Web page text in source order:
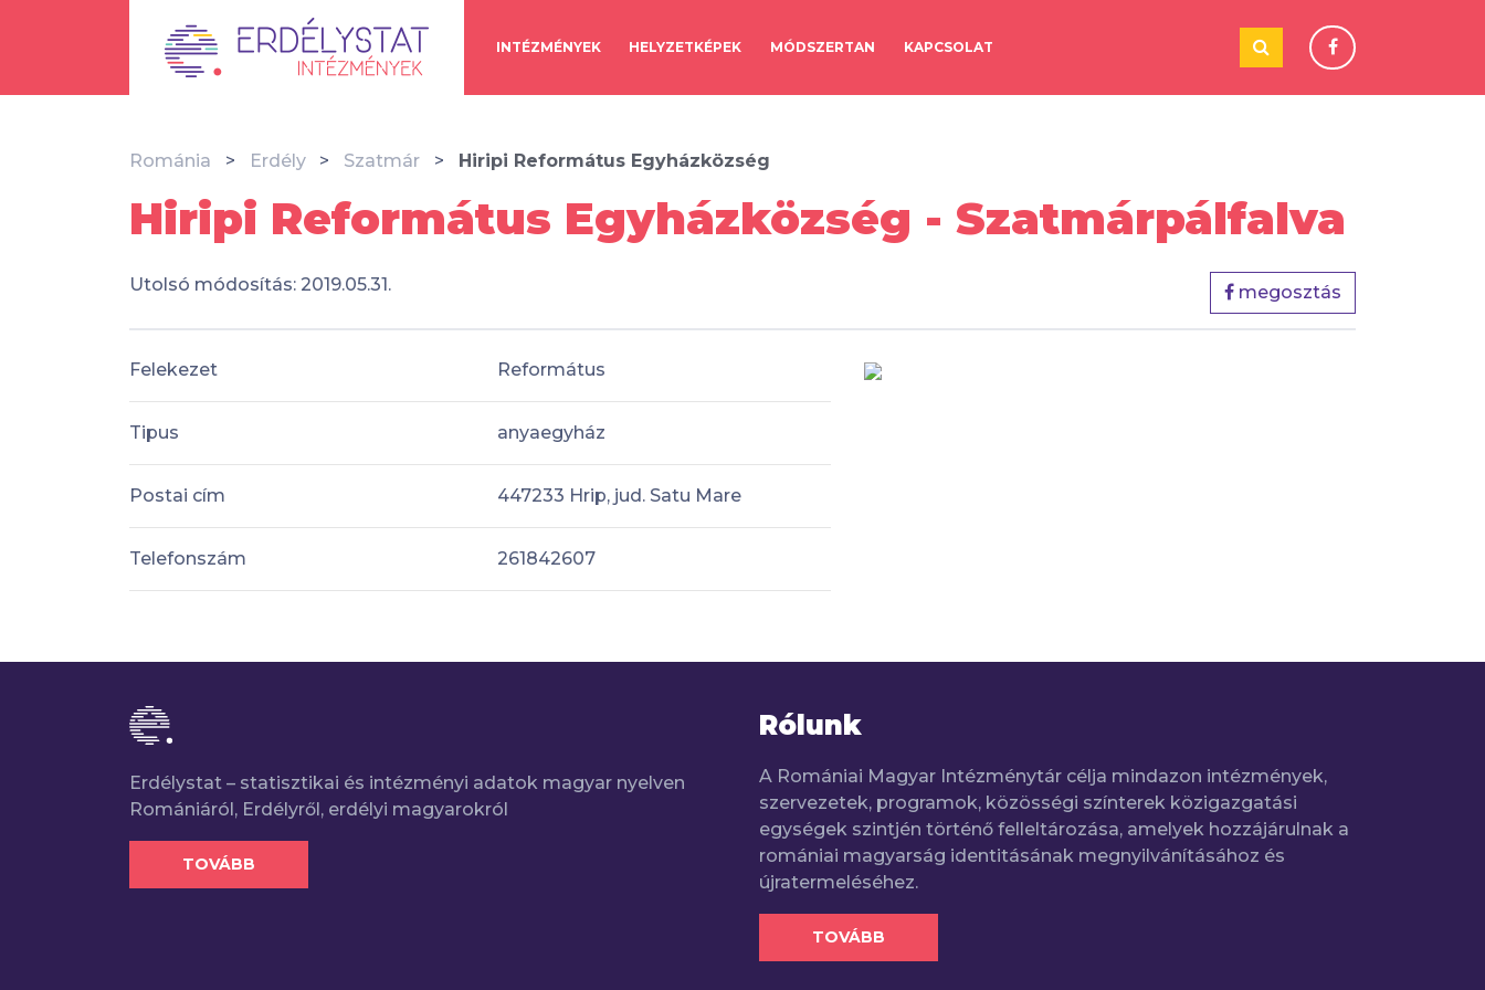
INTÉZMÉNYEK HELYZETKÉPEK MÓDSZERTAN KAPCSOLAT
Románia Erdély Szatmár Hiripi Református Egyházközség
Hiripi Református Egyházközség - Szatmárpálfalva
Utolsó módosítás: 2019.05.31. megosztás
Felekezet Református
Tipus anyaegyház
Postai cím 447233 Hrip, jud. Satu Mare
Telefonszám 261842607
Erdélystat – statisztikai és intézményi adatok magyar nyelven
Romániáról, Erdélyről, erdélyi magyarokról
TOVÁBB
Rólunk
A Romániai Magyar Intézménytár célja mindazon intézmények,
szervezetek, programok, közösségi színterek közigazgatási
egységek szintjén történő felleltározása, amelyek hozzájárulnak a
romániai magyarság identitásának megnyilvánításához és
újratermeléséhez.
TOVÁBB